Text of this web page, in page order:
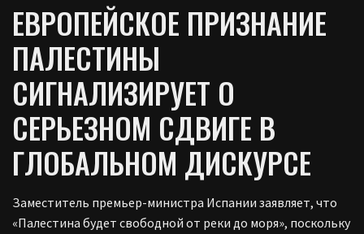
ЕВРОПЕЙСКОЕ ПРИЗНАНИЕ
ПАЛЕСТИНЫ
СИГНАЛИЗИРУЕТ О
СЕРЬЕЗНОМ СДВИГЕ В
ГЛОБАЛЬНОМ ДИСКУРСЕ
Заместитель премьер-министра Испании заявляет, что
«Палестина будет свободной от реки до моря», поскольку